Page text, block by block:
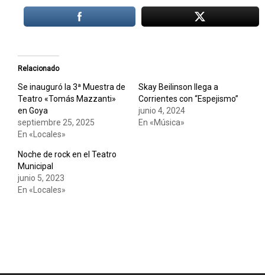
Relacionado
Se inauguró la 3ª Muestra de
Teatro «Tomás Mazzanti»
en Goya
septiembre 25, 2025
En «Locales»
Skay Beilinson llega a
Corrientes con “Espejismo”
junio 4, 2024
En «Música»
Noche de rock en el Teatro
Municipal
junio 5, 2023
En «Locales»